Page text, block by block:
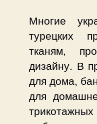
Многие
турецких
тканям,
дизайну. В
для дома,
для